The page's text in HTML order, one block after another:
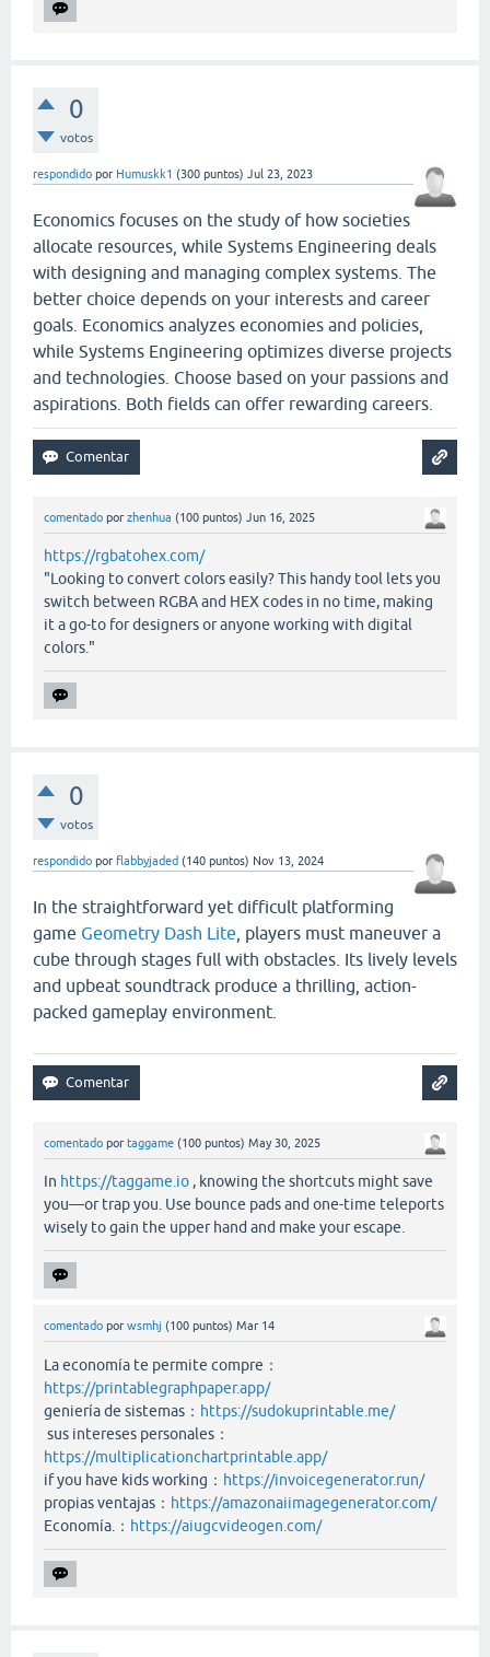
0
votos
respondido por Humuskk1 (300 puntos) Jul 23, 2023
Economics focuses on the study of how societies
allocate resources, while Systems Engineering deals
with designing and managing complex systems. The
better choice depends on your interests and career
goals. Economics analyzes economies and policies,
while Systems Engineering optimizes diverse projects
and technologies. Choose based on your passions and
aspirations. Both fields can offer rewarding careers.
comentado por zhenhua (100 puntos) Jun 16, 2025
https://rgbatohex.com/
"Looking to convert colors easily? This handy tool lets you
switch between RGBA and HEX codes in no time, making
it a go-to for designers or anyone working with digital
colors."
0
votos
respondido por flabbyjaded (140 puntos) Nov 13, 2024
In the straightforward yet difficult platforming
game Geometry Dash Lite , players must maneuver a
cube through stages full with obstacles. Its lively levels
and upbeat soundtrack produce a thrilling, action-
packed gameplay environment.
comentado por taggame (100 puntos) May 30, 2025
In https://taggame.io , knowing the shortcuts might save
you—or trap you. Use bounce pads and one-time teleports
wisely to gain the upper hand and make your escape.
comentado por wsmhj (100 puntos) Mar 14
La economía te permite compre：
https://printablegraphpaper.app/
geniería de sistemas： https://sudokuprintable.me/
sus intereses personales：
https://multiplicationchartprintable.app/
if you have kids working： https://invoicegenerator.run/
propias ventajas： https://amazonaiimagegenerator.com/
Economía.： https://aiugcvideogen.com/